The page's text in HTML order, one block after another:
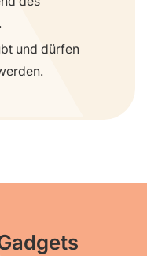
und dürfen